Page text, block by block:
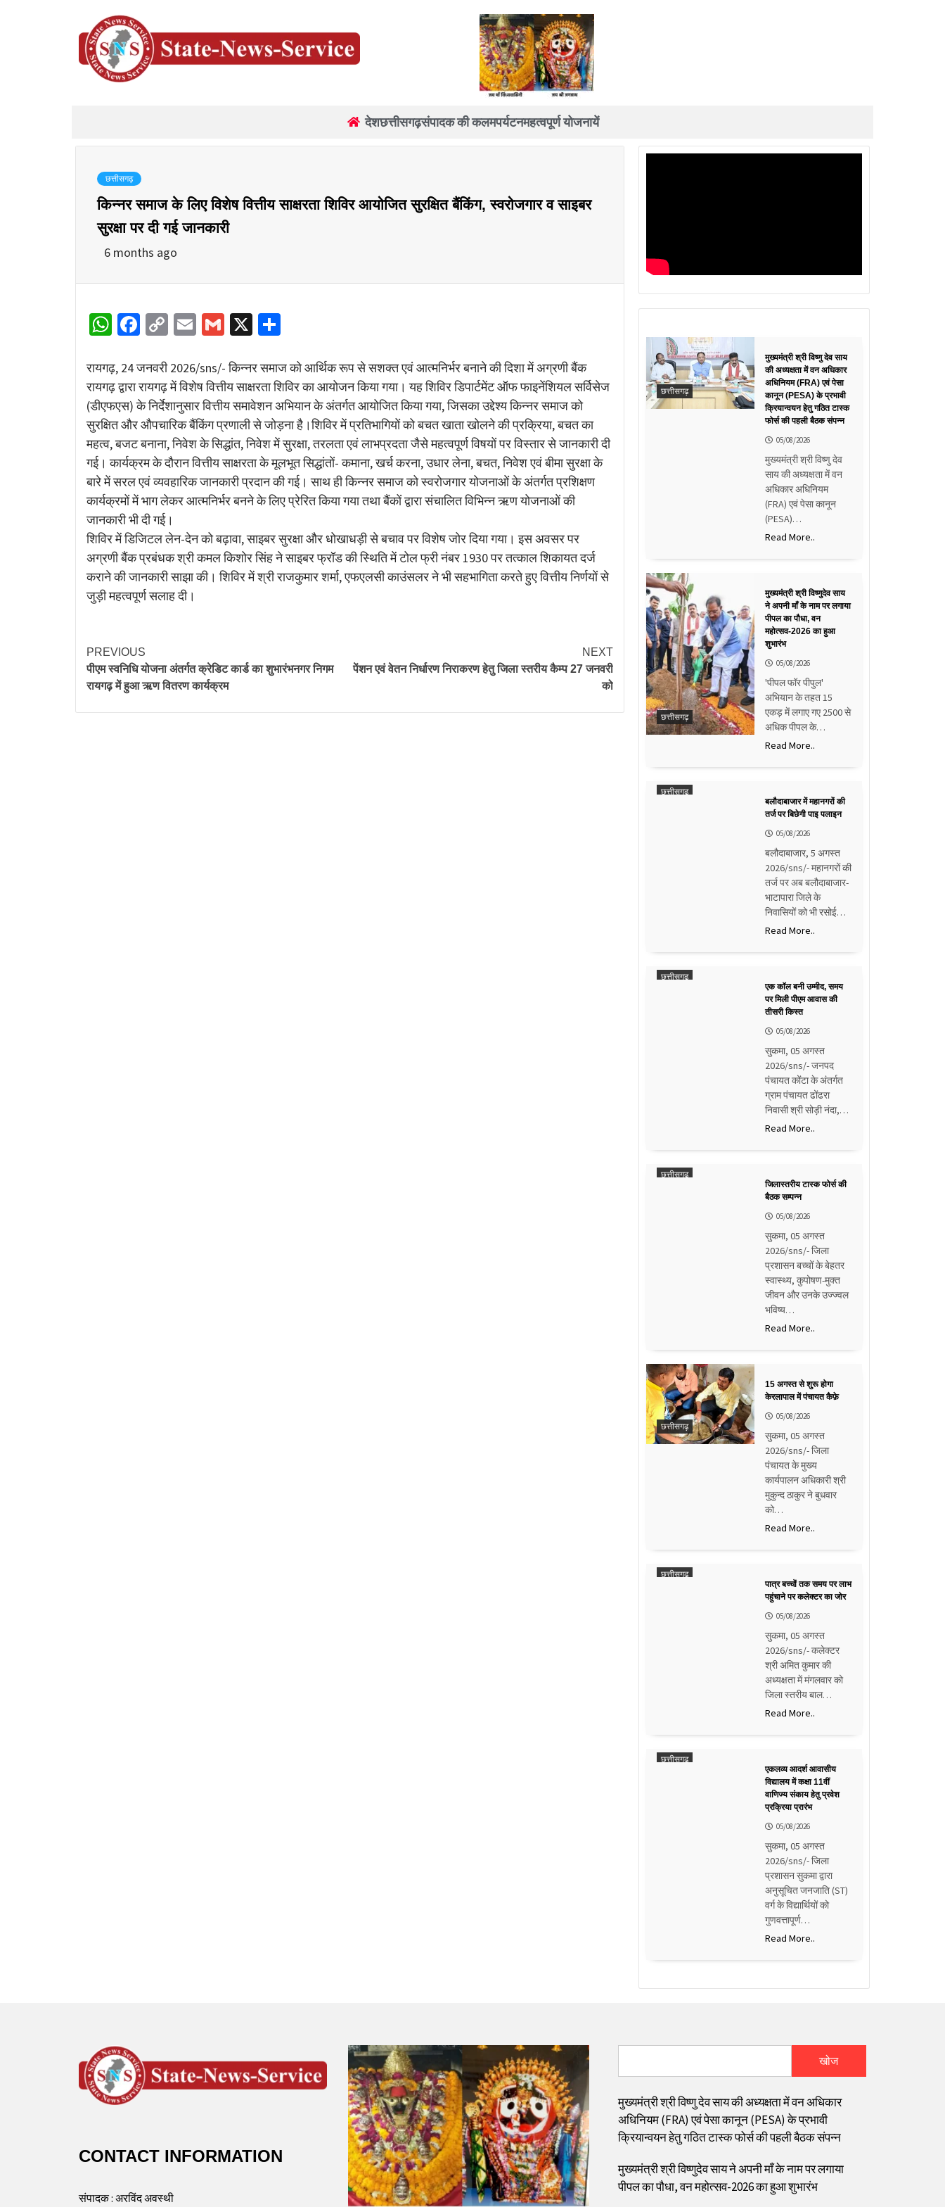
देशछत्तीसगढ़संपादक की कलमपर्यटनमहत्वपूर्ण योजनायें
छत्तीसगढ़
किन्नर समाज के लिए विशेष वित्तीय साक्षरता शिविर आयोजित सुरक्षित बैंकिंग, स्वरोजगार व साइबर
सुरक्षा पर दी गई जानकारी
6 months ago
WhatsApp
Facebook
CopyEmailGmail
X
रायगढ़, 24 जनवरी 2026/sns/- किन्नर समाज को आर्थिक रूप से सशक्त एवं आत्मनिर्भर बनाने की दिशा में अग्रणी बैंक
रायगढ़ द्वारा रायगढ़ में विशेष वित्तीय साक्षरता शिविर का आयोजन किया गया। यह शिविर डिपार्टमेंट ऑफ फाइनेंशियल सर्विसेज
(डीएफएस) के निर्देशानुसार वित्तीय समावेशन अभियान के अंतर्गत आयोजित किया गया, जिसका उद्देश्य किन्नर समाज को
सुरक्षित और औपचारिक बैंकिंग प्रणाली से जोड़ना है।शिविर में प्रतिभागियों को बचत खाता खोलने की प्रक्रिया, बचत का
महत्व, बजट बनाना, निवेश के सिद्धांत, निवेश में सुरक्षा, तरलता एवं लाभप्रदता जैसे महत्वपूर्ण विषयों पर विस्तार से जानकारी दी
गई। कार्यक्रम के दौरान वित्तीय साक्षरता के मूलभूत सिद्धांतों- कमाना, खर्च करना, उधार लेना, बचत, निवेश एवं बीमा सुरक्षा के
बारे में सरल एवं व्यवहारिक जानकारी प्रदान की गई। साथ ही किन्नर समाज को स्वरोजगार योजनाओं के अंतर्गत प्रशिक्षण
कार्यक्रमों में भाग लेकर आत्मनिर्भर बनने के लिए प्रेरित किया गया तथा बैंकों द्वारा संचालित विभिन्न ऋण योजनाओं की
जानकारी भी दी गई।
शिविर में डिजिटल लेन-देन को बढ़ावा, साइबर सुरक्षा और धोखाधड़ी से बचाव पर विशेष जोर दिया गया। इस अवसर पर
अग्रणी बैंक प्रबंधक श्री कमल किशोर सिंह ने साइबर फ्रॉड की स्थिति में टोल फ्री नंबर 1930 पर तत्काल शिकायत दर्ज
कराने की जानकारी साझा की। शिविर में श्री राजकुमार शर्मा, एफएलसी काउंसलर ने भी सहभागिता करते हुए वित्तीय निर्णयों से
जुड़ी महत्वपूर्ण सलाह दी।
PREVIOUS
पीएम स्वनिधि योजना अंतर्गत क्रेडिट कार्ड का शुभारंभनगर निगम
रायगढ़ में हुआ ऋण वितरण कार्यक्रम
NEXT
पेंशन एवं वेतन निर्धारण निराकरण हेतु जिला स्तरीय कैम्प 27 जनवरी
को
छत्तीसगढ़
मुख्यमंत्री श्री विष्णु देव साय
की अध्यक्षता में वन अधिकार
अधिनियम (FRA) एवं पेसा
कानून (PESA) के प्रभावी
क्रियान्वयन हेतु गठित टास्क
फोर्स की पहली बैठक संपन्न
05/08/2026
मुख्यमंत्री श्री विष्णु देव
साय की अध्यक्षता में वन
अधिकार अधिनियम
(FRA) एवं पेसा कानून
(PESA)…
Read More..
छत्तीसगढ़
मुख्यमंत्री श्री विष्णुदेव साय
ने अपनी माँ के नाम पर लगाया
पीपल का पौधा, वन
महोत्सव-2026 का हुआ
शुभारंभ
05/08/2026
'पीपल फॉर पीपुल'
अभियान के तहत 15
एकड़ में लगाए गए 2500 से
अधिक पीपल के…
Read More..
छत्तीसगढ़
बलौदाबाजार में महानगरों की
तर्ज पर बिछेगी पाइ पलाइन
05/08/2026
बलौदाबाजार, 5 अगस्त
2026/sns/- महानगरों की
तर्ज पर अब बलौदाबाजार-
भाटापारा जिले के
निवासियों को भी रसोई…
Read More..
छत्तीसगढ़
एक कॉल बनी उम्मीद, समय
पर मिली पीएम आवास की
तीसरी किस्त
05/08/2026
सुकमा, 05 अगस्त
2026/sns/- जनपद
पंचायत कोंटा के अंतर्गत
ग्राम पंचायत ढोंढरा
निवासी श्री सोड़ी नंदा,…
Read More..
छत्तीसगढ़
जिलास्तरीय टास्क फोर्स की
बैठक सम्पन्न
05/08/2026
सुकमा, 05 अगस्त
2026/sns/- जिला
प्रशासन बच्चों के बेहतर
स्वास्थ्य, कुपोषण-मुक्त
जीवन और उनके उज्ज्वल
भविष्य…
Read More..
छत्तीसगढ़
15 अगस्त से शुरू होगा
केरलापाल में पंचायत कैफ़े
05/08/2026
सुकमा, 05 अगस्त
2026/sns/- जिला
पंचायत के मुख्य
कार्यपालन अधिकारी श्री
मुकुन्द ठाकुर ने बुधवार
को…
Read More..
छत्तीसगढ़
पात्र बच्चों तक समय पर लाभ
पहुंचाने पर कलेक्टर का जोर
05/08/2026
सुकमा, 05 अगस्त
2026/sns/- कलेक्टर
श्री अमित कुमार की
अध्यक्षता में मंगलवार को
जिला स्तरीय बाल…
Read More..
छत्तीसगढ़
एकलव्य आदर्श आवासीय
विद्यालय में कक्षा 11वीं
वाणिज्य संकाय हेतु प्रवेश
प्रक्रिया प्रारंभ
05/08/2026
सुकमा, 05 अगस्त
2026/sns/- जिला
प्रशासन सुकमा द्वारा
अनुसूचित जनजाति (ST)
वर्ग के विद्यार्थियों को
गुणवत्तापूर्ण…
Read More..
CONTACT INFORMATION
संपादक : अरविंद अवस्थी
खोज
मुख्यमंत्री श्री विष्णु देव साय की अध्यक्षता में वन अधिकार
अधिनियम (FRA) एवं पेसा कानून (PESA) के प्रभावी
क्रियान्वयन हेतु गठित टास्क फोर्स की पहली बैठक संपन्न
मुख्यमंत्री श्री विष्णुदेव साय ने अपनी माँ के नाम पर लगाया
पीपल का पौधा, वन महोत्सव-2026 का हुआ शुभारंभ